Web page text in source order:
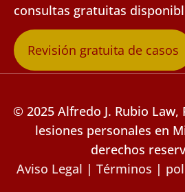
consultas gratuitas
Revisión gratuita de casos
© 2025 Alfredo J. Rubio Law,
lesiones personales en
derechos
Aviso Legal | Términos |